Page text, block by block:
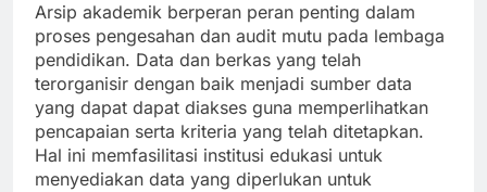
Arsip akademik berperan peran penting dalam
proses pengesahan dan audit mutu pada lembaga
pendidikan. Data dan berkas yang telah
terorganisir dengan baik menjadi sumber data
yang dapat dapat diakses guna memperlihatkan
pencapaian serta kriteria yang telah ditetapkan.
Hal ini memfasilitasi institusi edukasi untuk
menyediakan data yang diperlukan untuk